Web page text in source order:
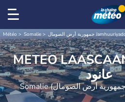
Météo Somalie
METEO LAASCAANOOD لاس
عانود
Somalie (جمهورية أرض الصومال Jamhuuriyadda
Soomaaliland)